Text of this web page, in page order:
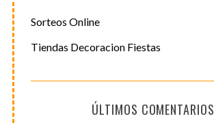
Sorteos Online
Tiendas Decoracion Fiestas
ÚLTIMOS COMENTARIOS